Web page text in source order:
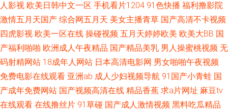
码专区伦理三级 97操碰视频 国内自产自拍AV 日本三级小视频 又爽在线视频
国产白丝喷 欧美大黑帍在线播放 性综合网 dvd影院在线观看 精品国产自产
怕 日日添天天做天天爱 97电影天堂在线观看 韩国av久久 日产无线码一区 在
线观看亚洲精品国 国产高清精 欧美精品一级片 亚洲精品久久国产精品37P
成人免费在线小电影 蜜臀aⅴ 午夜神马福利电影不卡 www人人色 九一自拍
人影视 欧美日韩中文一区 手机看片1204 91色快播 福利撸影院
激情五月天国产 综合网五月天 美女主播青草 国产高清不卡视频
四虎影视 欧美一区在线 操碰视频 五月天婷婷欧美 欧美大BB 国
产福利啪啪 欧洲成人午夜精品 国产精品美乳 男人操蜜桃视频 无
码射精网站 18成年人网站 日本高清电影网 男女啪啪午夜视频
免费电影在线观看 亚洲ab 成人少妇视频导航 91国产小青蛙 国
产成年免费网站 国产视频高清在线 精品香蕉 求a片网址 麻豆tv
在线观看 在线撸丝片 91草碰 国产成人激情视频 黑料吃瓜精品